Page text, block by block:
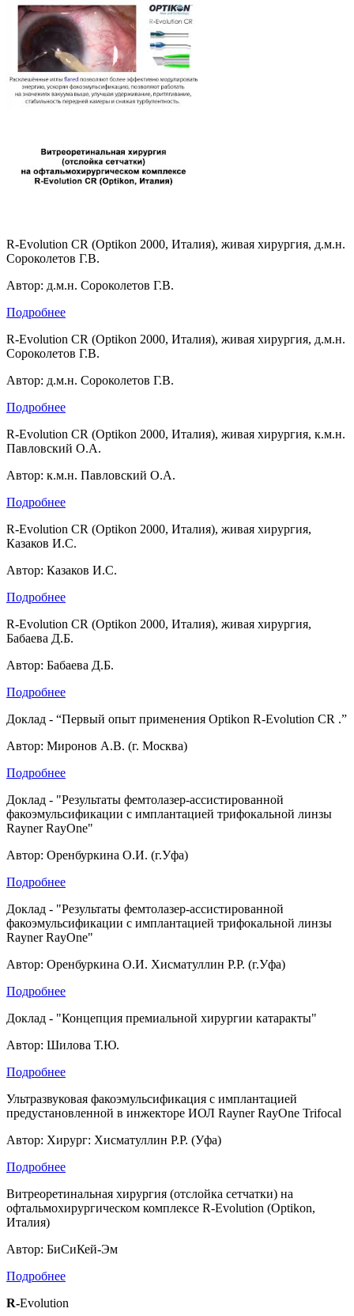
R-Evolution CR (Optikon 2000, Италия), живая хирургия, д.м.н.
Сороколетов Г.В.
Автор: д.м.н. Сороколетов Г.В.
Подробнее
R-Evolution CR (Optikon 2000, Италия), живая хирургия, д.м.н.
Сороколетов Г.В.
Автор: д.м.н. Сороколетов Г.В.
Подробнее
R-Evolution CR (Optikon 2000, Италия), живая хирургия, к.м.н.
Павловский О.А.
Автор: к.м.н. Павловский О.А.
Подробнее
R-Evolution CR (Optikon 2000, Италия), живая хирургия,
Казаков И.С.
Автор: Казаков И.С.
Подробнее
R-Evolution CR (Optikon 2000, Италия), живая хирургия,
Бабаева Д.Б.
Автор: Бабаева Д.Б.
Подробнее
Доклад - “Первый опыт применения Optikon R-Evolution CR .”
Автор: Миронов А.В. (г. Москва)
Подробнее
Доклад - "Результаты фемтолазер-ассистированной
факоэмульсификации с имплантацией трифокальной линзы
Rayner RayOne"
Автор: Оренбуркина О.И. (г.Уфа)
Подробнее
Доклад - "Результаты фемтолазер-ассистированной
факоэмульсификации с имплантацией трифокальной линзы
Rayner RayOne"
Автор: Оренбуркина О.И. Хисматуллин Р.Р. (г.Уфа)
Подробнее
Доклад - "Концепция премиальной хирургии катаракты"
Автор: Шилова Т.Ю.
Подробнее
Ультразвуковая факоэмульсификация с имплантацией
предустановленной в инжекторе ИОЛ Rayner RayOne Trifocal
Автор: Хирург: Хисматуллин Р.Р. (Уфа)
Подробнее
Витреоретинальная хирургия (отслойка сетчатки) на
офтальмохирургическом комплексе R-Evolution (Optikon,
Италия)
Автор: БиСиКей-Эм
Подробнее
R-Evolution